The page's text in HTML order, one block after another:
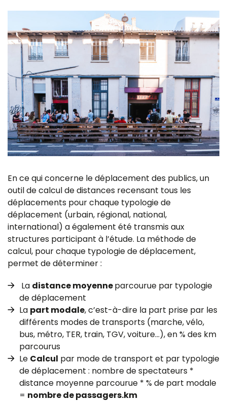
En ce qui concerne le déplacement des publics, un
outil de calcul de distances recensant tous les
déplacements pour chaque typologie de
déplacement (urbain, régional, national,
international) a également été transmis aux
structures participant à l’étude. La méthode de
calcul, pour chaque typologie de déplacement,
permet de déterminer :
La distance moyenneparcourue par typologie
de déplacement
La part modale, c’est-à-dire la part prise par les
différents modes de transports (marche, vélo,
bus, métro, TER, train, TGV, voiture…), en % des km
parcourus
Le Calcul par mode de transport et par typologie
de déplacement : nombre de spectateurs *
distance moyenne parcourue * % de part modale
= nombre de passagers.km